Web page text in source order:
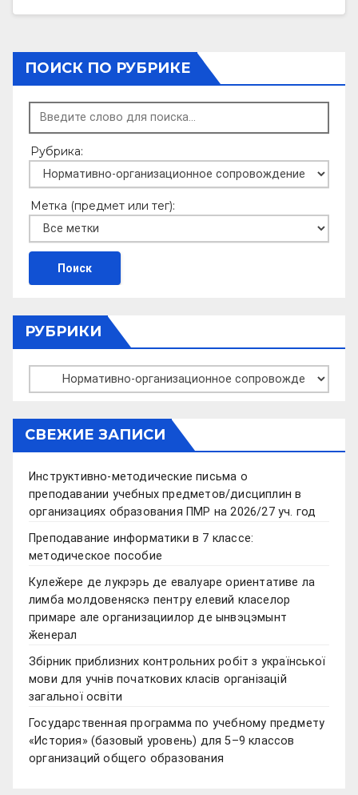
ПОИСК ПО РУБРИКЕ
Рубрика:
Метка (предмет или тег):
РУБРИКИ
Рубрики
СВЕЖИЕ ЗАПИСИ
Инструктивно-методические письма о
преподавании учебных предметов/дисциплин в
организациях образования ПМР на 2026/27 уч. год
Преподавание информатики в 7 классе:
методическое пособие
Кулеӂере де лукрэрь де евалуаре ориентативе ла
лимба молдовеняскэ пентру елевий класелор
примаре але организациилор де ынвэцэмынт
ӂенерал
Збірник приблизних контрольних робіт з української
мови для учнів початкових класів організацій
загальної освіти
Государственная программа по учебному предмету
«История» (базовый уровень) для 5–9 классов
организаций общего образования